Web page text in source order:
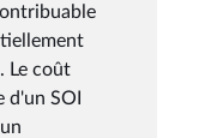
Le coût
d'un SOI